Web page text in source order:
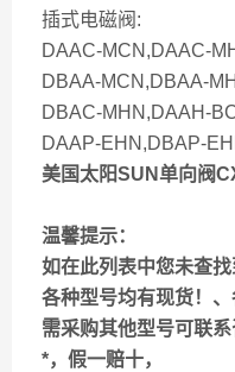
插式电磁阀:
DAAC-MCN,DAAC-
DBAA-MCN,DBAA-
DBAC-MHN,DAAH-
DAAP-EHN,DBAP-
美国太阳SUN单向阀
温馨提示：
如在此列表中您未查找
各种型号均有现货！、
需采购其他型号可联系
*，假一赔十，